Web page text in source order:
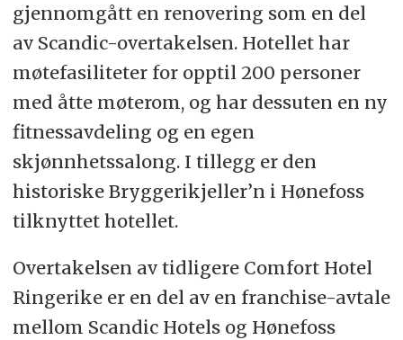
gjennomgått en renovering som en del
av Scandic-overtakelsen. Hotellet har
møtefasiliteter for opptil 200 personer
med åtte møterom, og har dessuten en ny
fitnessavdeling og en egen
skjønnhetssalong. I tillegg er den
historiske Bryggerikjeller’n i Hønefoss
tilknyttet hotellet.
Overtakelsen av tidligere Comfort Hotel
Ringerike er en del av en franchise-avtale
mellom Scandic Hotels og Hønefoss